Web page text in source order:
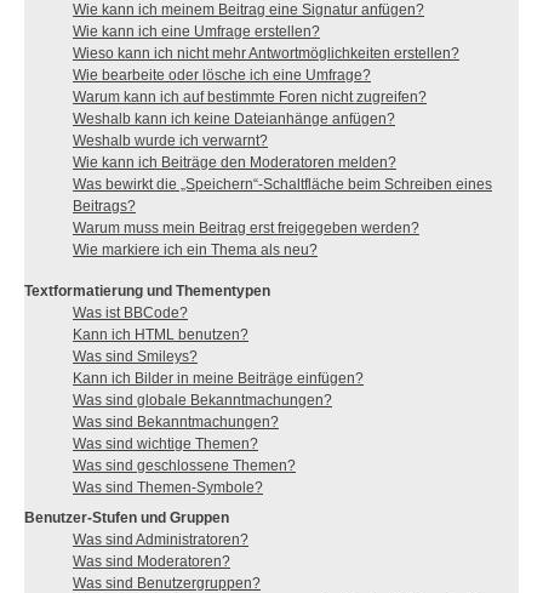
Wie kann ich meinem Beitrag eine Signatur anfügen?
Wie kann ich eine Umfrage erstellen?
Wieso kann ich nicht mehr Antwortmöglichkeiten erstellen?
Wie bearbeite oder lösche ich eine Umfrage?
Warum kann ich auf bestimmte Foren nicht zugreifen?
Weshalb kann ich keine Dateianhänge anfügen?
Weshalb wurde ich verwarnt?
Wie kann ich Beiträge den Moderatoren melden?
Was bewirkt die „Speichern“-Schaltfläche beim Schreiben eines
Beitrags?
Warum muss mein Beitrag erst freigegeben werden?
Wie markiere ich ein Thema als neu?
Textformatierung und Thementypen
Was ist BBCode?
Kann ich HTML benutzen?
Was sind Smileys?
Kann ich Bilder in meine Beiträge einfügen?
Was sind globale Bekanntmachungen?
Was sind Bekanntmachungen?
Was sind wichtige Themen?
Was sind geschlossene Themen?
Was sind Themen-Symbole?
Benutzer-Stufen und Gruppen
Was sind Administratoren?
Was sind Moderatoren?
Was sind Benutzergruppen?